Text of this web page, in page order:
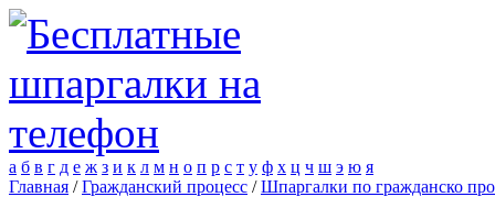
а б в г д е ж з и к л м н о п р с т у ф х ц ч ш э ю я
Главная /Гражданский процесс /Шпаргалки по гражданско